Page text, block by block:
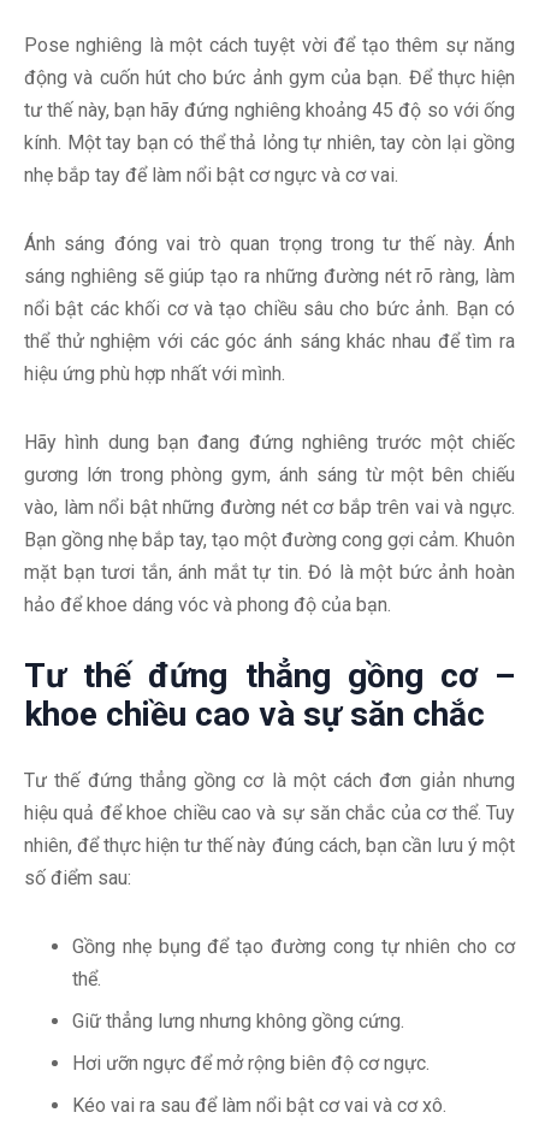
Pose nghiêng là một cách tuyệt vời để tạo thêm sự năng
động và cuốn hút cho bức ảnh gym của bạn. Để thực hiện
tư thế này, bạn hãy đứng nghiêng khoảng 45 độ so với ống
kính. Một tay bạn có thể thả lỏng tự nhiên, tay còn lại gồng
nhẹ bắp tay để làm nổi bật cơ ngực và cơ vai.
Ánh sáng đóng vai trò quan trọng trong tư thế này. Ánh
sáng nghiêng sẽ giúp tạo ra những đường nét rõ ràng, làm
nổi bật các khối cơ và tạo chiều sâu cho bức ảnh. Bạn có
thể thử nghiệm với các góc ánh sáng khác nhau để tìm ra
hiệu ứng phù hợp nhất với mình.
Hãy hình dung bạn đang đứng nghiêng trước một chiếc
gương lớn trong phòng gym, ánh sáng từ một bên chiếu
vào, làm nổi bật những đường nét cơ bắp trên vai và ngực.
Bạn gồng nhẹ bắp tay, tạo một đường cong gợi cảm. Khuôn
mặt bạn tươi tắn, ánh mắt tự tin. Đó là một bức ảnh hoàn
hảo để khoe dáng vóc và phong độ của bạn.
Tư thế đứng thẳng gồng cơ –
khoe chiều cao và sự săn chắc
Tư thế đứng thẳng gồng cơ là một cách đơn giản nhưng
hiệu quả để khoe chiều cao và sự săn chắc của cơ thể. Tuy
nhiên, để thực hiện tư thế này đúng cách, bạn cần lưu ý một
số điểm sau:
Gồng nhẹ bụng để tạo đường cong tự nhiên cho cơ
thể.
Giữ thẳng lưng nhưng không gồng cứng.
Hơi ưỡn ngực để mở rộng biên độ cơ ngực.
Kéo vai ra sau để làm nổi bật cơ vai và cơ xô.